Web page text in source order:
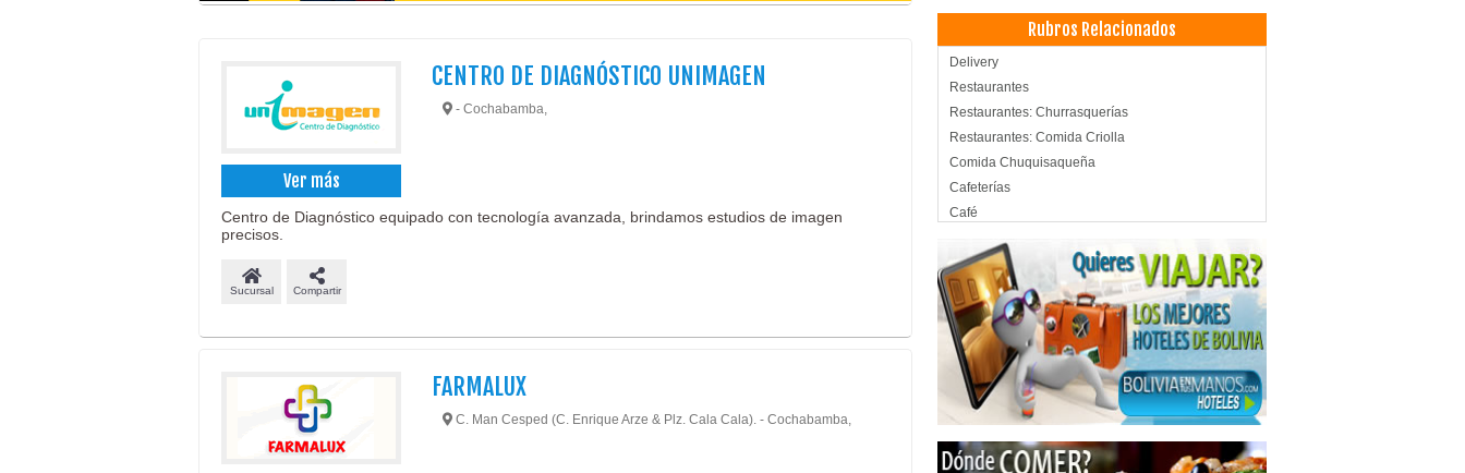
Ver más
CENTRO DE DIAGNÓSTICO UNIMAGEN
- Cochabamba,
Centro de Diagnóstico equipado con tecnología avanzada, brindamos estudios de imagen
precisos.
Sucursal Compartir
FARMALUX
C. Man Cesped (C. Enrique Arze & Plz. Cala Cala). - Cochabamba,
Rubros Relacionados
Delivery
Restaurantes
Restaurantes: Churrasquerías
Restaurantes: Comida Criolla
Comida Chuquisaqueña
Cafeterías
Café
Helados
Almuerzo Familiar
Carnes a la Parrilla
Comida Nacional
Platos típicos
Centro médico especializado en diagnóstico
Tomografía
Ecografías
Diagnóstico por imágenes